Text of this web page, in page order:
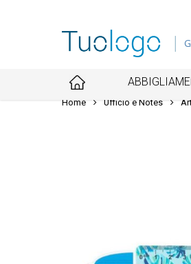
Home Ufficio e Notes